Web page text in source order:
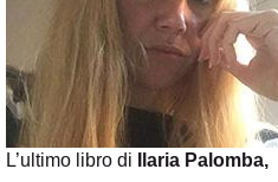
L’ultimo libro di Ilaria Palomba,